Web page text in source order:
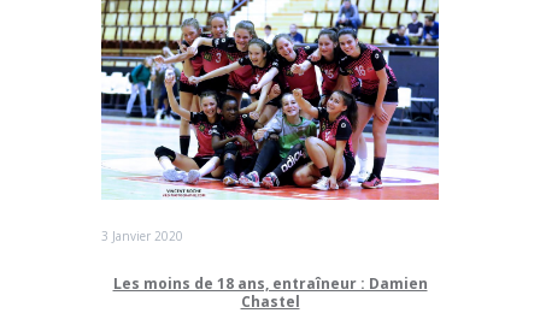
3 Janvier 2020
Les moins de 18 ans, entraîneur : Damien
Chastel